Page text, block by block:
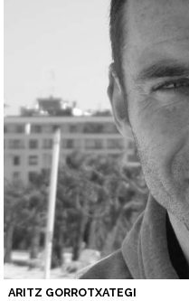
ARITZ GORROTXATEGI